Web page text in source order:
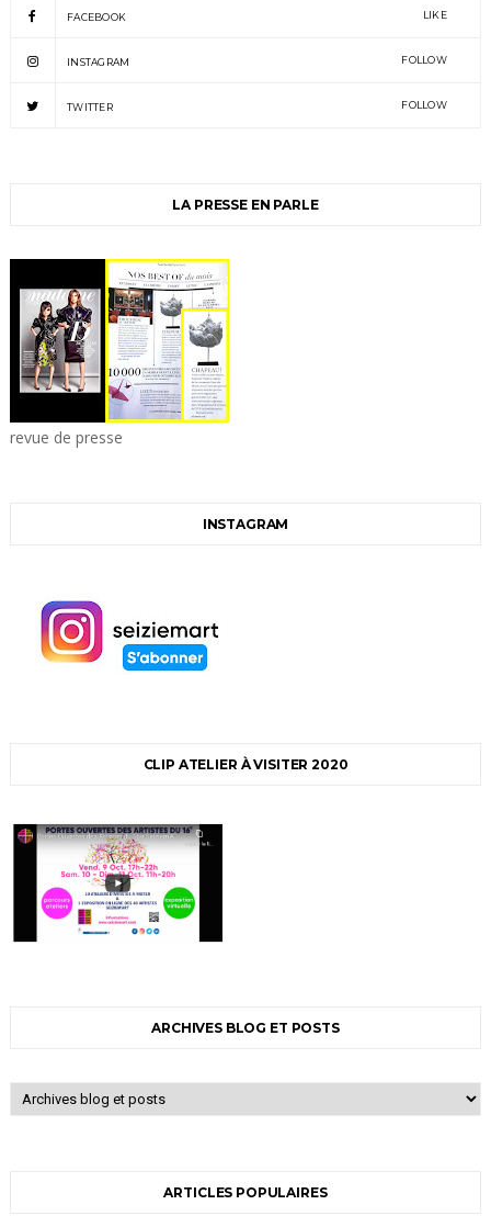
FACEBOOK LIKE
INSTAGRAM FOLLOW
TWITTER FOLLOW
LA PRESSE EN PARLE
revue de presse
INSTAGRAM
CLIP ATELIER À VISITER 2020
ARCHIVES BLOG ET POSTS
ARTICLES POPULAIRES